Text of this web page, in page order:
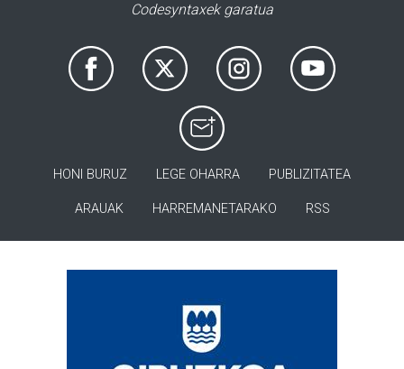
Codesyntaxek garatua
HONI BURUZ LEGE OHARRA PUBLIZITATEA
ARAUAK HARREMANETARAKO RSS